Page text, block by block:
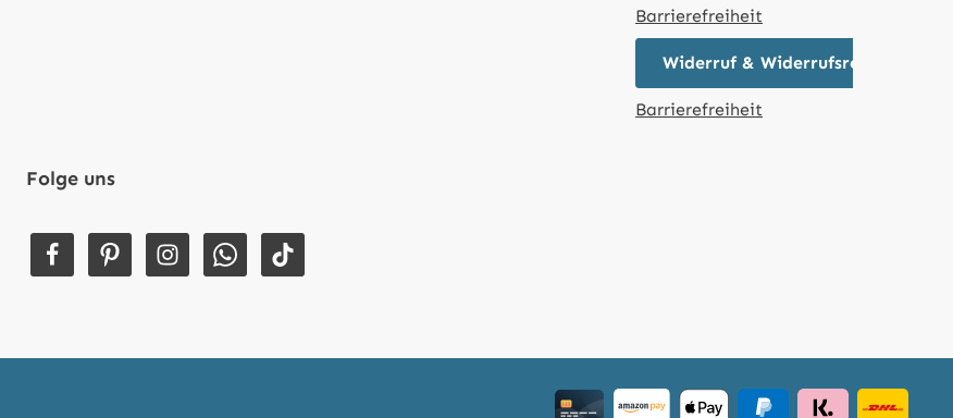
Barrierefreiheit
Widerruf & Widerrufsrecht
Barrierefreiheit
Folge uns